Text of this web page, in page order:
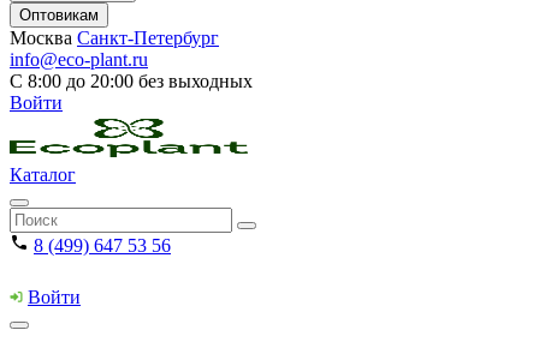
Оптовикам
Москва Санкт-Петербург
info@eco-plant.ru
С 8:00 до 20:00 без выходных
Войти
Каталог
8 (499) 647 53 56
Войти